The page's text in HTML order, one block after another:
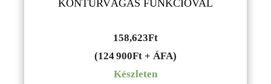
KONTÚRVÁGÁS FUNKCIÓVAL
158,623Ft
(124 900Ft + ÁFA)
Készleten